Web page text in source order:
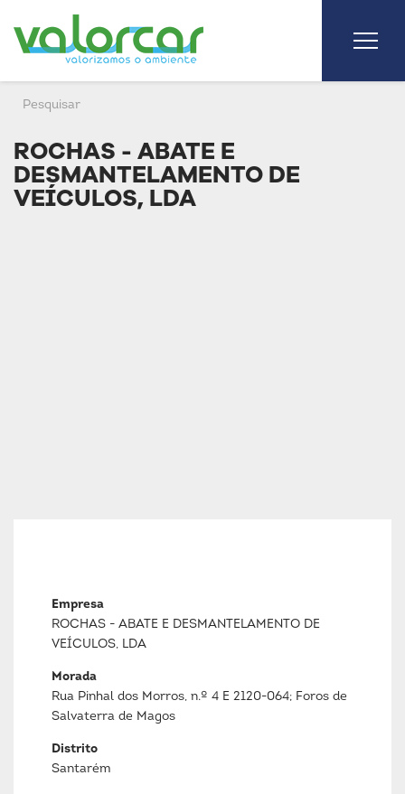
ROCHAS - ABATE E
DESMANTELAMENTO DE
VEÍCULOS, LDA
Empresa
ROCHAS - ABATE E DESMANTELAMENTO DE
VEÍCULOS, LDA
Morada
Rua Pinhal dos Morros, n.º 4 E 2120-064; Foros de
Salvaterra de Magos
Distrito
Santarém